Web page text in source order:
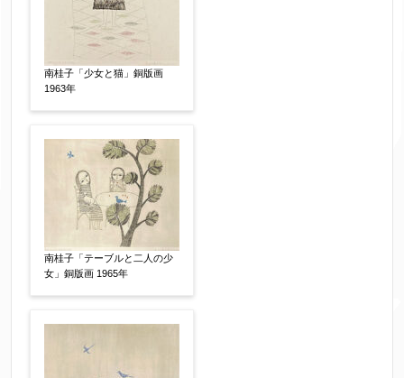
南桂子「少女と猫」銅版画
1963年
南桂子「テーブルと二人の少
女」銅版画 1965年